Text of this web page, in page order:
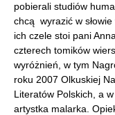
pobierali studiów
chcą wyrazić w
ich czele stoi pani
czterech tomików
wyróżnień, w tym
roku 2007 Olkuskiej
Literatów Polskich, a
artystka malarka.